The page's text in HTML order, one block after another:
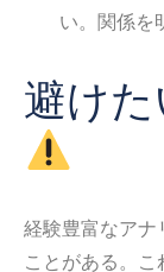
い。関係を
避け
経験豊富なアナ
ことがある。